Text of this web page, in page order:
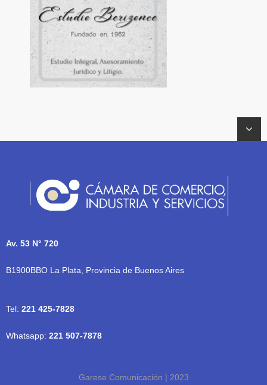
Av. 53 N° 720
B1900BBO La Plata, Provincia de Buenos Aires
Tel: 221 425-7828
Whatsapp: 221 507-7878
Garese Comunicación | 2023